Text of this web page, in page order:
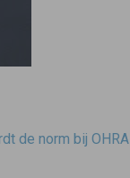
de norm bij OHRA